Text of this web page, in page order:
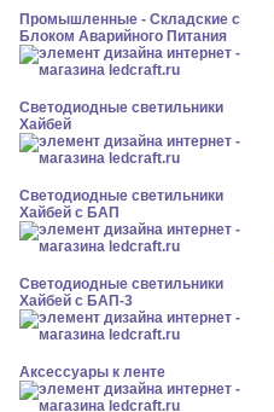
Промышленные - Складские с
Блоком Аварийного Питания
Светодиодные светильники
Хайбей
Светодиодные светильники
Хайбей с БАП
Светодиодные светильники
Хайбей с БАП-3
Аксессуары к ленте